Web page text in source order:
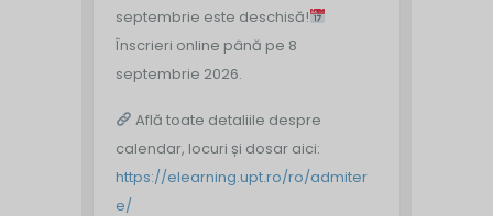
septembrie este deschisă!
Înscrieri online până pe 8
septembrie 2026.
Află toate detaliile despre
calendar, locuri și dosar aici:
https://elearning.upt.ro/ro/admiter
e/